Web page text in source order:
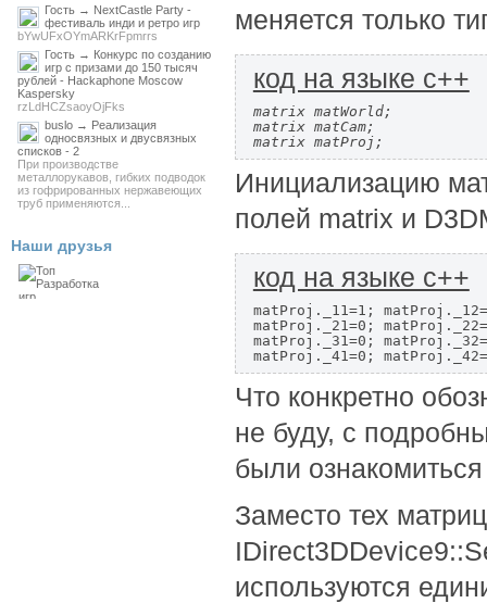
меняется только
код на языке c++
matrix matWorld;
matrix matCam;
matrix matProj;
Инициализацию
полей matrix и
код на языке c++
matProj._11=1;
matProj._21=0;
matProj._31=0;
matProj._41=0;
Что конкретно
не буду, с
были
Заместо тех
используются
Гость → NextCastle Party -
фестиваль инди и ретро игр
bYwUFxOYmARKrFpmrrs
Гость → Конкурс по созданию
игр с призами до 150 тысяч
рублей - Hackaphone Moscow
Kaspersky
rzLdHCZsaoyOjFks
buslo → Реализация
односвязных и двусвязных
списков - 2
При производстве
металлорукавов, гибких подводок
из гофрированных нержавеющих
труб применяются...
Наши друзья